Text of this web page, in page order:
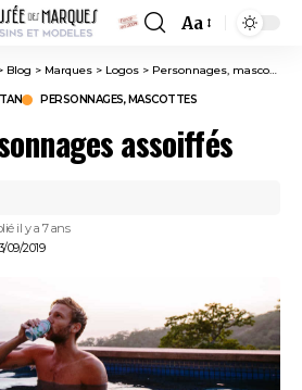
Font
Aa
Blog > Marques > Logos > Personnages, mascottes
PERSONNAGES, MASCOTTES
assoiffés
09/2019
il y a 7 ans